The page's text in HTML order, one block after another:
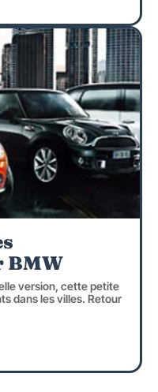
BMW
version, cette petite
dans les villes. Retour